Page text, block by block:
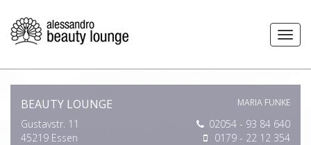
BEAUTY LOUNGE MARIA FUNKE
Gustavstr. 11
45219 Essen
02054 - 93 84 640
0179 - 22 12 354